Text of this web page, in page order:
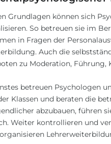
Grundlagen können sich
So betreuen sie im
in Fragen der
Auch die
zu Moderation,
betreuen Psychologen
Klassen und beraten die
abzubauen, führen
Weiter kontrollieren und